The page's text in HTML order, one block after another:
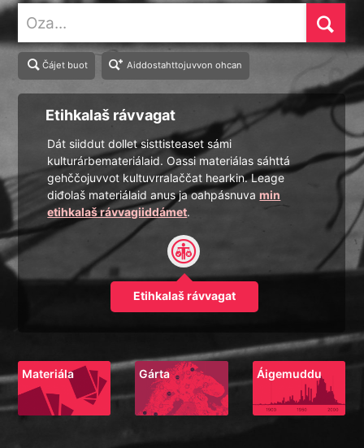
Čájet buot Aiddostahttojuvvon ohcan
Etihkalaš rávvagat
Dát siiddut dollet sisttisteaset sámi
kulturárbemateriálaid. Oassi materiálas sáhttá
gehččojuvvot kultuvrralaččat hearkin. Leage
diđolaš materiálaid anus ja oahpásnuvamin
etihkalaš rávvagiiddámet.
Etihkalaš rávvagat
Materiála Gárta Áigemuddu